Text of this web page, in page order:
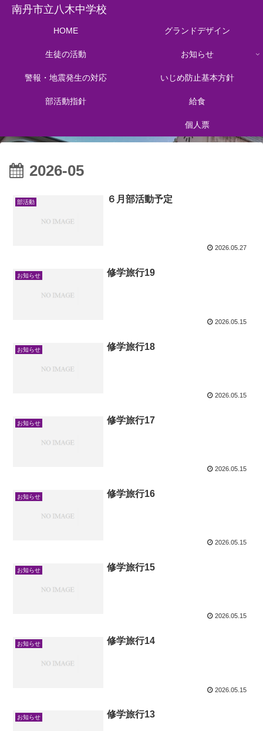
南丹市立八木中学校
HOME グランドデザイン
生徒の活動 お知らせ
警報・地震発生の対応 いじめ防止基本方針
部活動指針 給食
個人票
2026-05
部活動 ６月部活動予定
2026.05.27
お知らせ 修学旅行19
2026.05.15
お知らせ 修学旅行18
2026.05.15
お知らせ 修学旅行17
2026.05.15
お知らせ 修学旅行16
2026.05.15
お知らせ 修学旅行15
2026.05.15
お知らせ 修学旅行14
2026.05.15
お知らせ 修学旅行13